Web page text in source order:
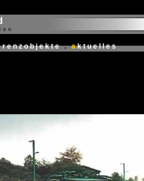
. aktuelles